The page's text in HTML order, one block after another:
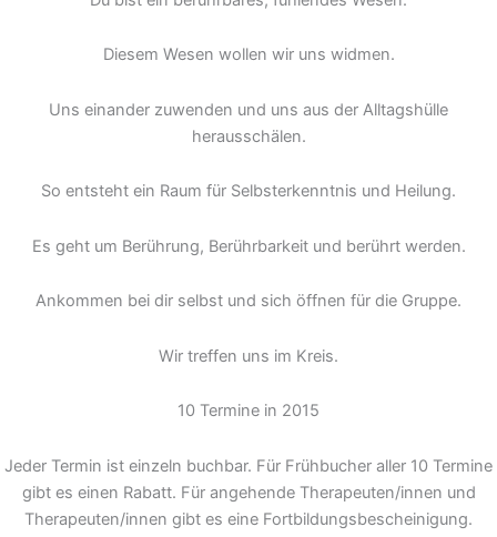
Diesem Wesen wollen wir uns widmen.
Uns einander zuwenden und uns aus der Alltagshülle
herausschälen.
So entsteht ein Raum für Selbsterkenntnis und Heilung.
Es geht um Berührung, Berührbarkeit und berührt werden.
Ankommen bei dir selbst und sich öffnen für die Gruppe.
Wir treffen uns im Kreis.
10 Termine in 2015
Jeder Termin ist einzeln buchbar. Für Frühbucher aller 10 Termine
gibt es einen Rabatt. Für angehende Therapeuten/innen und
Therapeuten/innen gibt es eine Fortbildungsbescheinigung.